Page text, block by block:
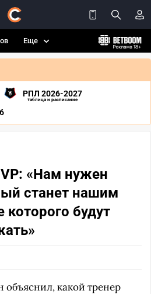
Еще
РПЛ 2026-2027
таблица и расписание
«Нам нужен
станет нашим
будут
объяснил, какой тренер